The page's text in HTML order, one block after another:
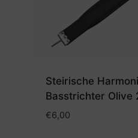
Steirische
Basstrichter Olive
€6,00